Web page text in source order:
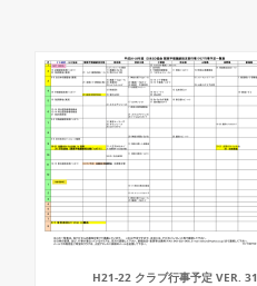
H21-22 クラブ行事予定 VER. 31